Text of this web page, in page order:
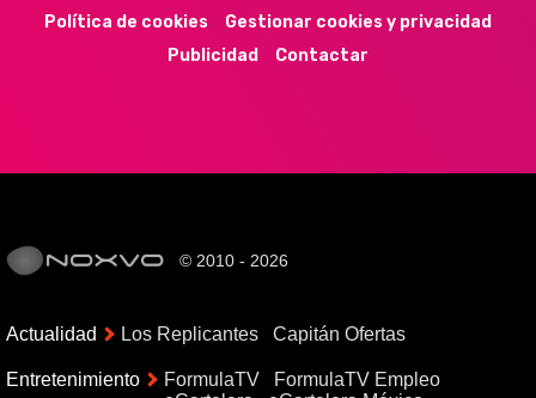
Política de cookies
Gestionar cookies y privacidad
Publicidad
Contactar
© 2010 - 2026
Actualidad Los Replicantes Capitán Ofertas
Entretenimiento FormulaTV
FormulaTV Empleo